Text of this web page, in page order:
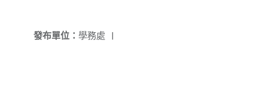
發布單位： 學務處 |